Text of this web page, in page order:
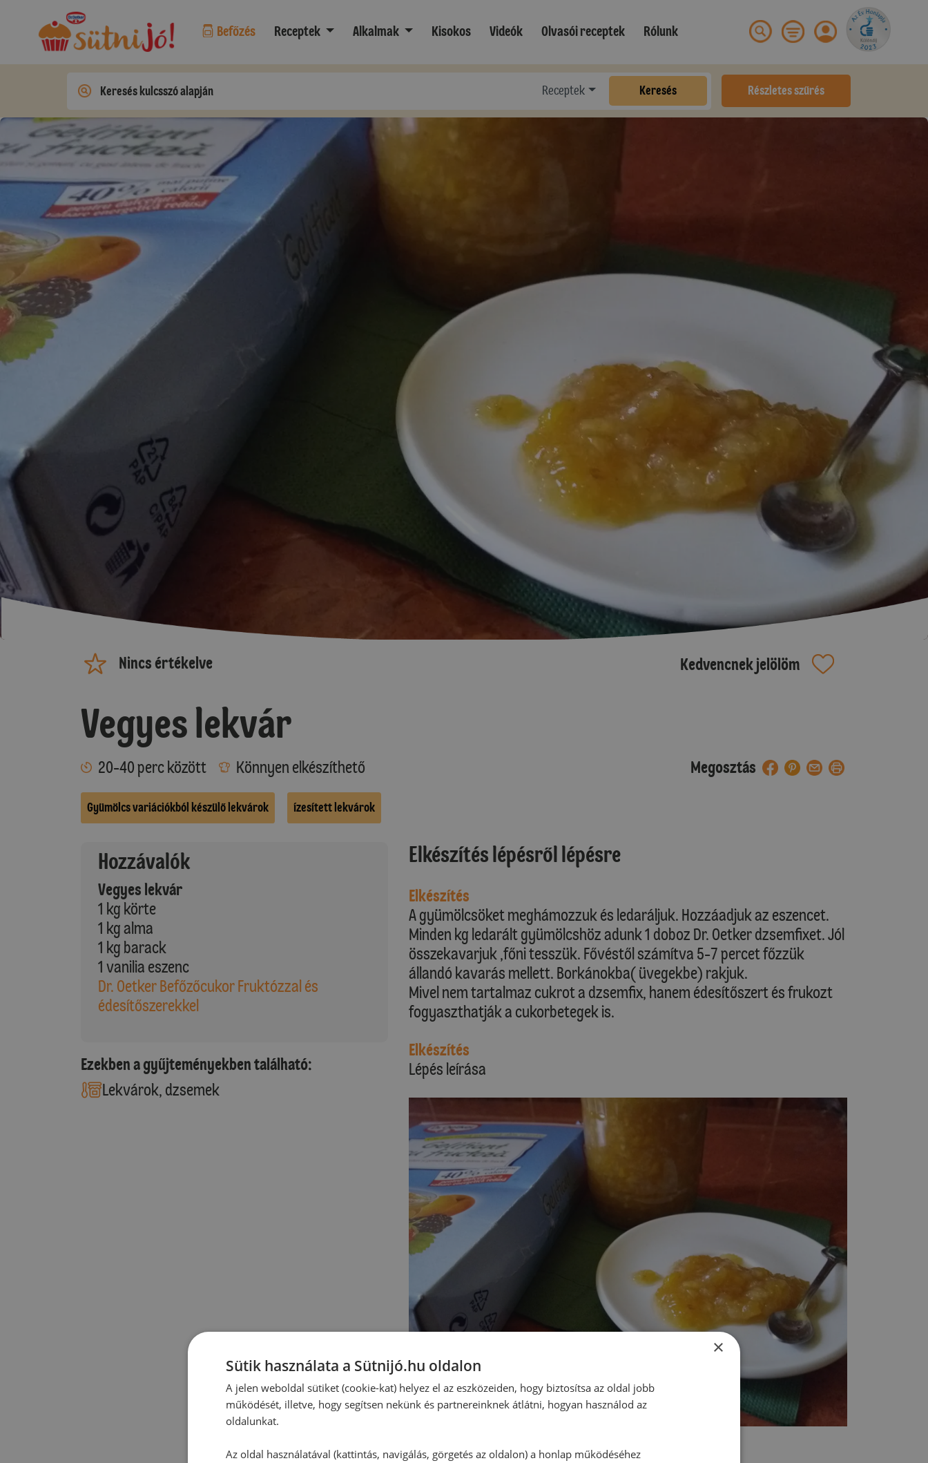
Befőzés Receptek Alkalmak Kisokos Videók Olvasói receptek Rólunk
Receptek Keresés Részletes szűrés
Nincs értékelve Kedvencnek jelölöm
Vegyes lekvár
20-40 perc között Könnyen elkészíthető Megosztás
Gyümölcs variációkból készülő lekvárok Ízesített lekvárok
Hozzávalók
Vegyes lekvár
1 kg körte
1 kg alma
1 kg barack
1 vanilia eszenc
Dr. Oetker Befőzőcukor Fruktózzal és
édesítőszerekkel
Ezekben a gyűjteményekben található:
Lekvárok, dzsemek
Elkészítés lépésről lépésre
Elkészítés
A gyümölcsöket meghámozzuk és ledaráljuk. Hozzáadjuk az eszencet.
Minden kg ledarált gyümölcshöz adunk 1 doboz Dr. Oetker dzsemfixet. Jól
összekavarjuk ,főni tesszük. Fővéstől számítva 5-7 percet főzzük
állandó kavarás mellett. Borkánokba( üvegekbe) rakjuk.
Mivel nem tartalmaz cukrot a dzsemfix, hanem édesítőszert és frukozt
fogyaszthatják a cukorbetegek is.
Elkészítés
Lépés leírása
×
Sütik használata a Sütnijó.hu oldalon
A jelen weboldal sütiket (cookie-kat) helyez el az eszközeiden, hogy biztosítsa az oldal jobb
működését, illetve, hogy segítsen nekünk és partnereinknek átlátni, hogyan használod az
oldalunkat.
Az oldal használatával (kattintás, navigálás, görgetés az oldalon) a honlap működéséhez